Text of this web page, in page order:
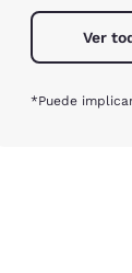
Ver
*Puede